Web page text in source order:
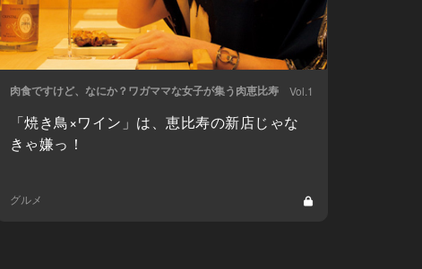
肉食ですけど、なにか？ワガママな女子が集う肉恵比寿 Vol.1
「焼き鳥×ワイン」は、恵比寿の新店じゃな
きゃ嫌っ！
グルメ